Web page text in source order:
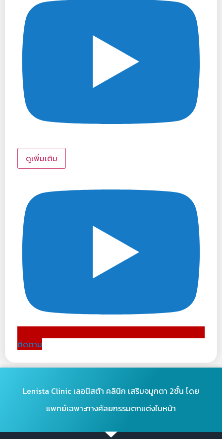
ดูเพิ่มเติม
ติดตาม
Lenista Clinic เลอนิสต้า คลินิก เสริมจมูกตา 2ชั้น โดย
แพทย์เฉพาะทางศัลยกรรมตกแต่งใบหน้า